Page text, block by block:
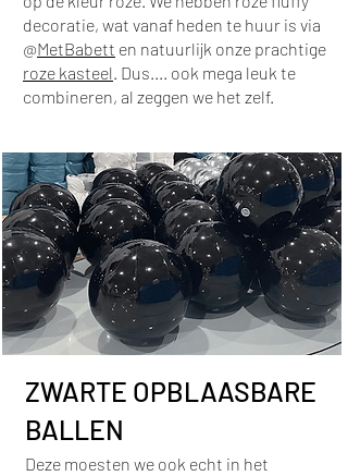
decoratie, wat vanaf heden te huur is via
@MetBabett en natuurlijk onze prachtige
roze kasteel. Dus.... ook mega leuk te
combineren, al zeggen we het zelf.
ZWARTE OPBLAASBARE
BALLEN
Deze moesten we ook echt in het